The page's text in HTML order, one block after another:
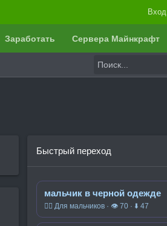
Вход
Заработать Сервера Майнкрафт
Быстрый переход
мальчик в черной одежде
🧍‍♂️ Для мальчиков · 👁 70 · ⬇ 47